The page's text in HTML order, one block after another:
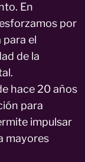
En
por
el
de la
hace 20 años
para
impulsar
mayores